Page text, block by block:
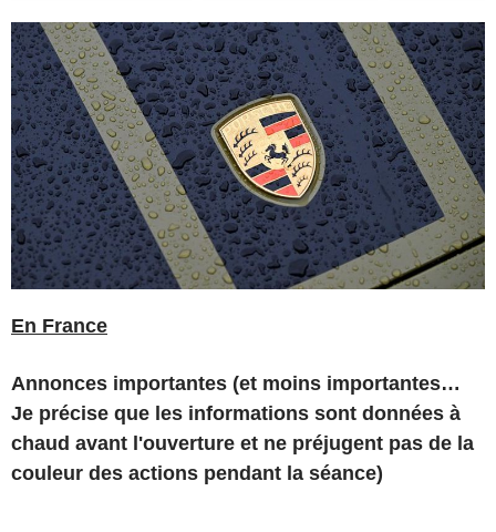
En France
Annonces importantes (et moins importantes…
Je précise que les informations sont données à
chaud avant l'ouverture et ne préjugent pas de la
couleur des actions pendant la séance)